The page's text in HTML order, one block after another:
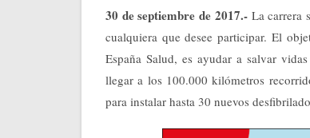
30 de septiembre de 2017.-La carrera
cualquiera que desee participar. El
España Salud, es ayudar a salvar
llegar a los 100.000 kilómetros
para instalar hasta 30 nuevos